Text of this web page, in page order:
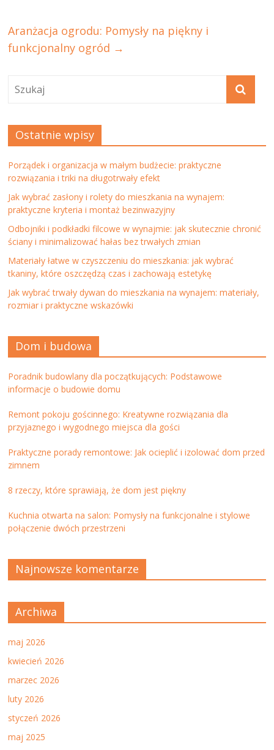
Aranżacja ogrodu: Pomysły na piękny i
funkcjonalny ogród →
Ostatnie wpisy
Porządek i organizacja w małym budżecie: praktyczne
rozwiązania i triki na długotrwały efekt
Jak wybrać zasłony i rolety do mieszkania na wynajem:
praktyczne kryteria i montaż bezinwazyjny
Odbojniki i podkładki filcowe w wynajmie: jak skutecznie chronić
ściany i minimalizować hałas bez trwałych zmian
Materiały łatwe w czyszczeniu do mieszkania: jak wybrać
tkaniny, które oszczędzą czas i zachowają estetykę
Jak wybrać trwały dywan do mieszkania na wynajem: materiały,
rozmiar i praktyczne wskazówki
Dom i budowa
Poradnik budowlany dla początkujących: Podstawowe
informacje o budowie domu
Remont pokoju gościnnego: Kreatywne rozwiązania dla
przyjaznego i wygodnego miejsca dla gości
Praktyczne porady remontowe: Jak ocieplić i izolować dom przed
zimnem
8 rzeczy, które sprawiają, że dom jest piękny
Kuchnia otwarta na salon: Pomysły na funkcjonalne i stylowe
połączenie dwóch przestrzeni
Najnowsze komentarze
Archiwa
maj 2026
kwiecień 2026
marzec 2026
luty 2026
styczeń 2026
maj 2025